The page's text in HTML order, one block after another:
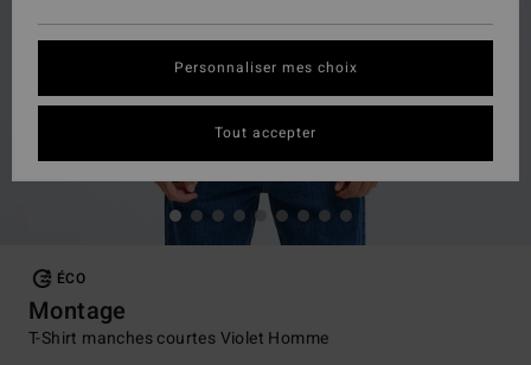
ÉCO
Montage
T-Shirt manches courtes Violet Homme
Personnaliser mes choix
Tout accepter